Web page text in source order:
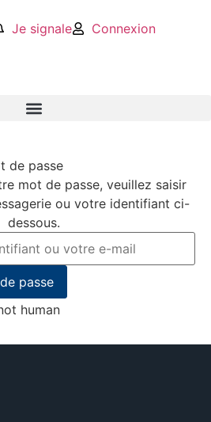
Je signale Connexion
de passe
mot de passe, veuillez saisir
ou votre identifiant ci-
dessous.
human